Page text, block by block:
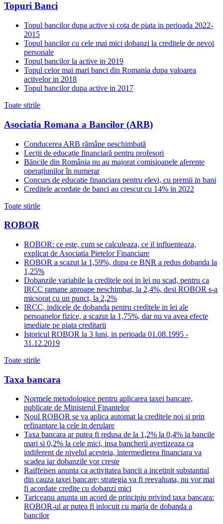
Topuri Banci
Topul bancilor dupa active si cota de piata in perioada 2022-
2015
Topul bancilor cu cele mai mici dobanzi la creditele de nevoi
personale
Topul bancilor la active in 2019
Topul celor mai mari banci din Romania dupa valoarea
activelor in 2018
Topul bancilor dupa active in 2017
Toate stirile
Asociatia Romana a Bancilor (ARB)
Conducerea ARB rămâne neschimbată
Lecții de educație financiară pentru profesori
Băncile din România nu au majorat comisioanele aferente
operațiunilor în numerar
Concurs de educatie financiara pentru elevi, cu premii in bani
Creditele acordate de banci au crescut cu 14% in 2022
Toate stirile
ROBOR
ROBOR: ce este, cum se calculeaza, ce il influenteaza,
explicat de Asociatia Pietelor Financiare
ROBOR a scazut la 1,59%, dupa ce BNR a redus dobanda la
1,25%
Dobanzile variabile la creditele noi in lei nu scad, pentru ca
IRCC ramane aproape neschimbat, la 2,4%, desi ROBOR s-a
micsorat cu un punct, la 2,2%
IRCC, indicele de dobanda pentru creditele in lei ale
persoanelor fizice, a scazut la 1,75%, dar nu va avea efecte
imediate pe piata creditarii
Istoricul ROBOR la 3 luni, in perioada 01.08.1995 -
31.12.2019
Toate stirile
Taxa bancara
Normele metodologice pentru aplicarea taxei bancare,
publicate de Ministerul Finantelor
Noul ROBOR se va aplica automat la creditele noi si prin
refinantare la cele in derulare
Taxa bancara ar putea fi redusa de la 1,2% la 0,4% la bancile
mari si 0,2% la cele mici, insa bancherii avertizeaza ca
indiferent de nivelul acesteia, intermedierea financiara va
scadea iar dobanzile vor creste
Raiffeisen anunta ca activitatea bancii a incetinit substantial
din cauza taxei bancare; strategia va fi reevaluata, nu vor mai
fi acordate credite cu dobanzi mici
Tariceanu anunta un acord de principiu privind taxa bancara:
ROBOR-ul ar putea fi inlocuit cu marja de dobanda a
bancilor